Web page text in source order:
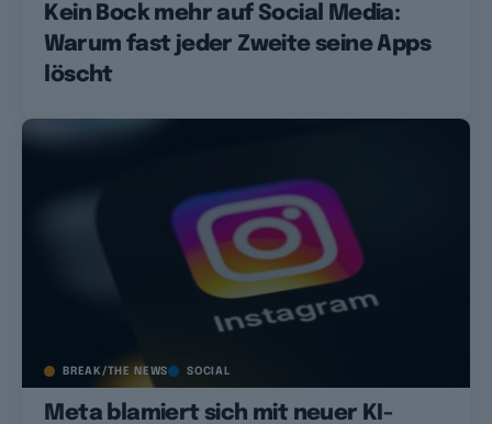
Kein Bock mehr auf Social Media:
Warum fast jeder Zweite seine Apps
löscht
BREAK/THE NEWS SOCIAL
Meta blamiert sich mit neuer KI-